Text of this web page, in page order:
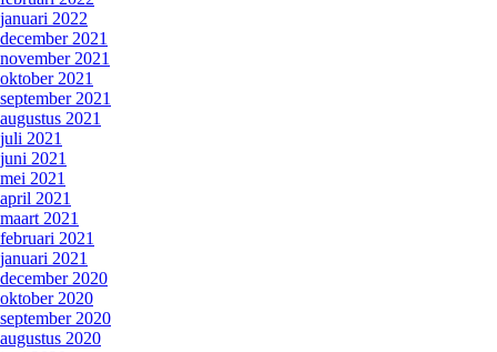
januari 2022
december 2021
november 2021
oktober 2021
september 2021
augustus 2021
juli 2021
juni 2021
mei 2021
april 2021
maart 2021
februari 2021
januari 2021
december 2020
oktober 2020
september 2020
augustus 2020